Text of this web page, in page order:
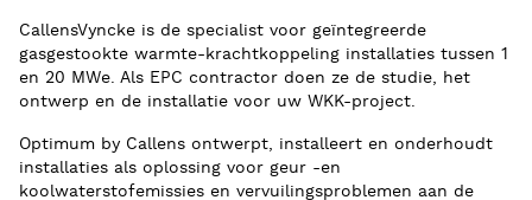
CallensVyncke is de specialist voor geïntegreerde
gasgestookte warmte-krachtkoppeling installaties tussen 1
en 20 MWe. Als EPC contractor doen ze de studie, het
ontwerp en de installatie voor uw WKK-project.
Optimum by Callens ontwerpt, installeert en onderhoudt
installaties als oplossing voor geur -en
koolwaterstofemissies en vervuilingsproblemen aan de